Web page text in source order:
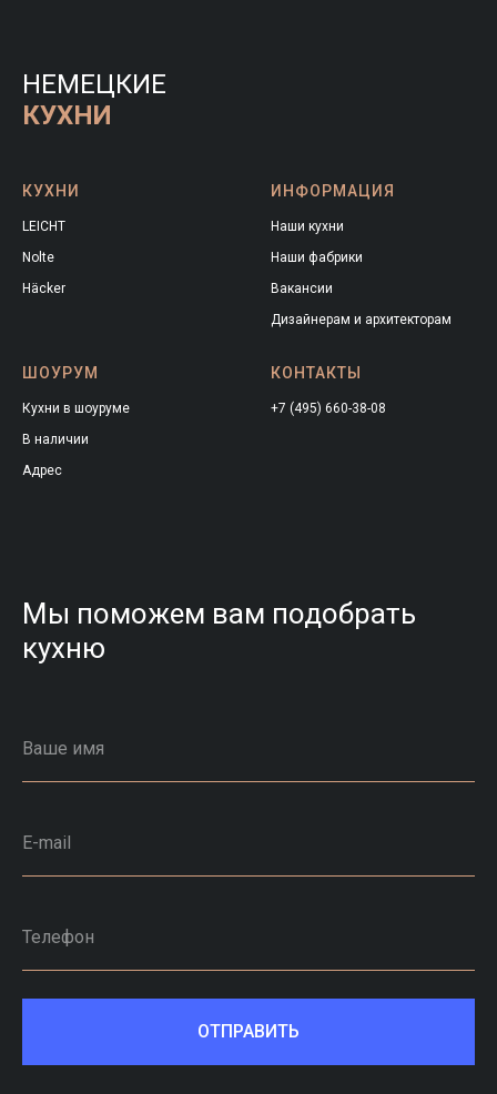
НЕМЕЦКИЕ
КУХНИ
КУХНИ
LEICHT
Nolte
Häcker
ИНФОРМАЦИЯ
Наши кухни
Наши фабрики
Вакансии
Дизайнерам и архитекторам
ШОУРУМ
Кухни в шоуруме
В наличии
Адрес
КОНТАКТЫ
+7 (495) 660-38-08
Мы поможем вам подобрать
кухню
Ваше имя
E-mail
Телефон
ОТПРАВИТЬ